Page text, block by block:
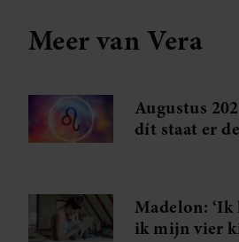
Meer van Vera
Augustus
dít staat er
Madelon:
ik mijn vier